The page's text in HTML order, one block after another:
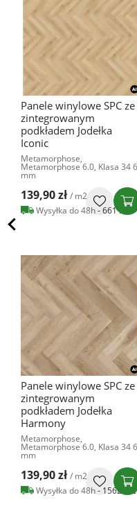
Podłoga drewniana Dąb
Various 1-lamelowy
Barlinek, Barlinek, 14 mm
155,95 zł / m2
Wysyłka do 24h - 1466 m2
Dąb Cinnamon Grande
Country 1-lamelowy
BC1-DBE1-OLE-XXZ-
D14180-U
Barlinek, Barlinek, 14 mm
217,95 zł
Wysyłka do 24h- 0 m2